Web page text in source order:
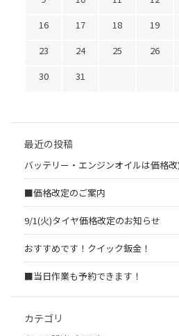
16
17 18 19
23
24 25 26
30
31
最近の投稿
バッテリー・エンジンオイルは価格
■価格改定のご案内
9/1(火)タイヤ価格改定のお知らせ
おすすめです！クイック鈑金！
■当日作業も予約できます！
カテゴリ